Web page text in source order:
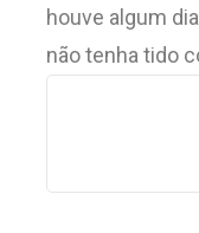
houve algum
não tenha tido